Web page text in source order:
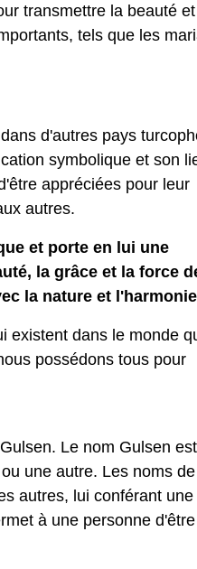
transmettre la beauté
tels que les
d'autres pays
symbolique et son
appréciées pour leur
autres.
et porte en lui une
la grâce et la force
la nature et
existent dans le monde
possédons tous pour
Le nom Gulsen
une autre. Les noms de
autres, lui conférant une
à une personne d'être